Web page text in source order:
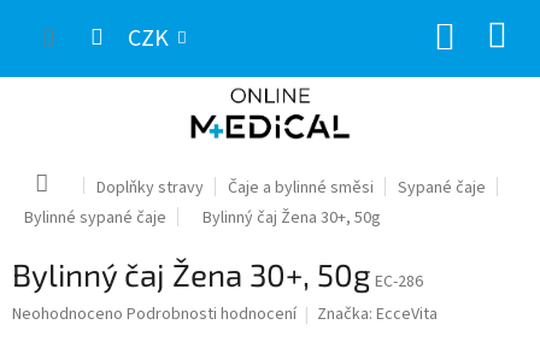
CZK
Domů Doplňky stravy Čaje a bylinné směsi
Sypané čaje
Bylinné sypané čaje
Bylinný čaj Žena 30+, 50g
Bylinný čaj Žena 30+, 50g EC-286
Průměrné
Neohodnoceno Podrobnosti hodnocení Značka: EcceVita